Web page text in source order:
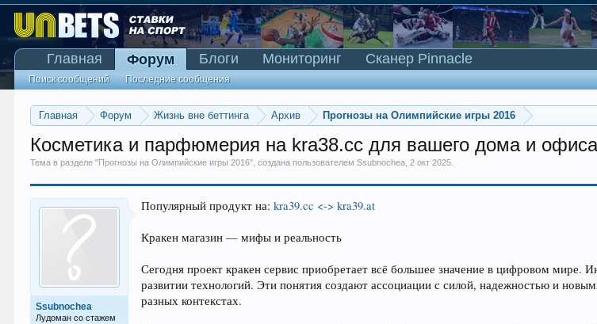
Главная Форум Жизнь вне беттинга Архив Прогнозы на Олимпийские игры 2016
Косметика и парфюмерия на kra38.cc для вашего дома и
Тема в разделе "Прогнозы на Олимпийские игры 2016", создана пользователемSsubnochea ,2 окт 2025
Ssubnochea
Лудоман со стажем
Популярный продукт на:kra39.cc <-> kra39.at
Кракен магазин — мифы и реальность
Сегодня проект кракен сервис приобретает всё большее значение в цифровом мире.
развитии технологий. Эти понятия создают ассоциации с силой, надежностью и
разных контекстах.
Главная Форум
Поиск сообщений Последние сообщения
Блоги Мониторинг Сканер Pinnacle